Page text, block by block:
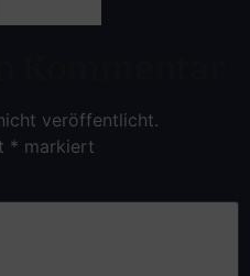
veröffentlicht.
* markiert